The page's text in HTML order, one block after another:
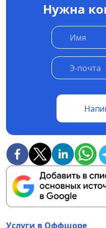
Нужна
Услуги в Оффшоре